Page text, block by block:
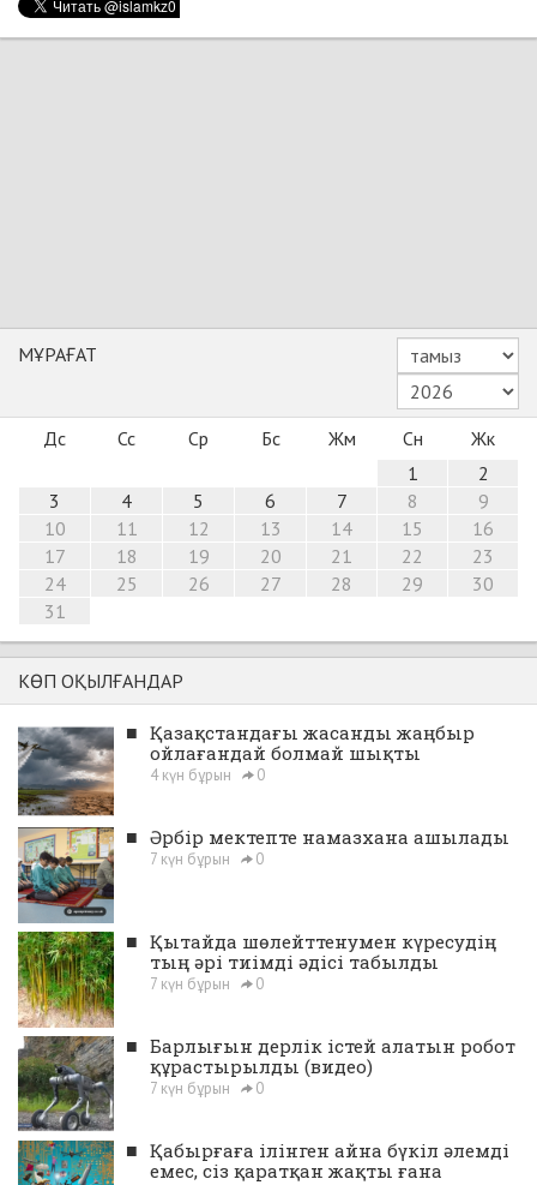
МҰРАҒАТ
Дс Сс Ср Бс Жм Сн
Жк
1
2
3
4 5 6 7 8
9
10
11 12 13 14 15
16
17
18 19 20 21 22
23
24
25 26 27 28 29
30
31
КӨП ОҚЫЛҒАНДАР
■ Қазақстандағы жасанды жаңбыр
ойлағандай болмай шықты
4 күн бұрын 0
■ Әрбір мектепте намазхана ашылады
7 күн бұрын 0
■ Қытайда шөлейттенумен күресудің
тың әрі тиімді әдісі табылды
7 күн бұрын 0
■ Барлығын дерлік істей алатын робот
құрастырылды (видео)
7 күн бұрын 0
■ Қабырғаға ілінген айна бүкіл әлемді
емес, сіз қаратқан жақты ғана